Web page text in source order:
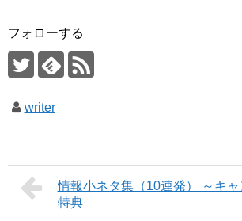
フォローする
writer
情報小ネタ集（10連発） ～キ
特典